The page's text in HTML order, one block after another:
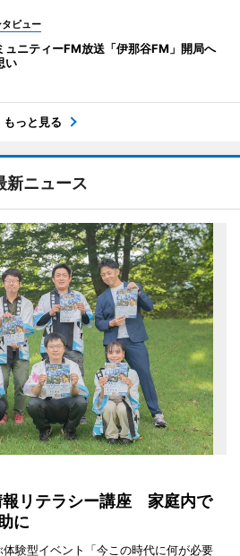
ビュー
ュニティーFM放送「伊那谷FM」開局へ
い
もっと見る
新ニュース
リテラシー講座 家庭内で
に
験型イベント「今この時代に何が必要